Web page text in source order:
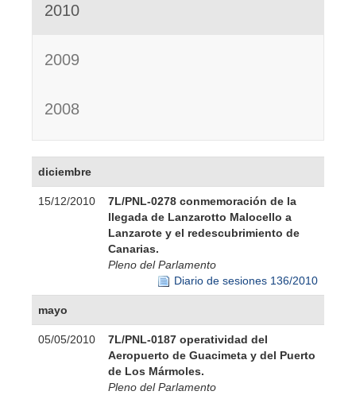
2010
2009
2008
diciembre
15/12/2010
7L/PNL-0278 conmemoración de la
llegada de Lanzarotto Malocello a
Lanzarote y el redescubrimiento de
Canarias.
Pleno del Parlamento
Diario de sesiones 136/2010
mayo
05/05/2010
7L/PNL-0187 operatividad del
Aeropuerto de Guacimeta y del Puerto
de Los Mármoles.
Pleno del Parlamento